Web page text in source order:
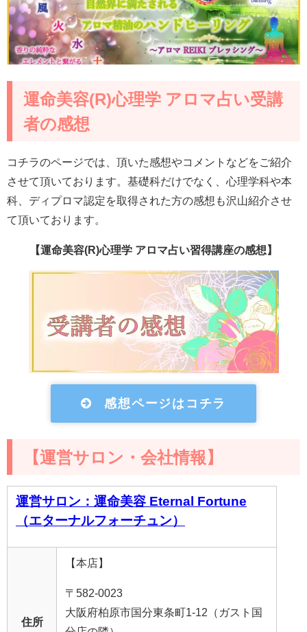
運命美容(R)心理学 アロマ占い受講
者の感想
コチラのページでは、頂いた感想やコメントなどをご紹介
させて頂いております。基礎科だけでなく、心理学科や本
科、ディプロマ認定を取得された方の感想も沢山紹介させ
て頂いております。
【運命美容(R)心理学 アロマ占い習得講座の感想】
感想ページはコチラ
【運営サロン・会社情報】
運営サロン：運命美容 Eternal Fortune
（エターナルフォーチュン）
住所
【本店】
〒582-0023
大阪府柏原市国分東条町1-12（ガスト国